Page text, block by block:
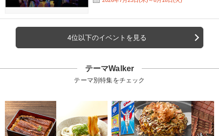
4位以下のイベントを見る
テーマWalker
テーマ別特集をチェック